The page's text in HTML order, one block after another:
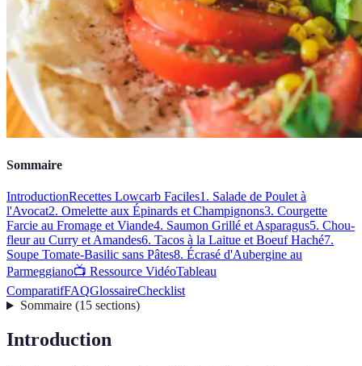
Sommaire
IntroductionRecettes Lowcarb Faciles1. Salade de Poulet à
l'Avocat2. Omelette aux Épinards et Champignons3. Courgette
Farcie au Fromage et Viande4. Saumon Grillé et Asparagus5. Chou-
fleur au Curry et Amandes6. Tacos à la Laitue et Boeuf Haché7.
Soupe Tomate-Basilic sans Pâtes8. Écrasé d'Aubergine au
Parmeggiano📺 Ressource VidéoTableau
ComparatifFAQGlossaireChecklist
Sommaire(15 sections)
Introduction